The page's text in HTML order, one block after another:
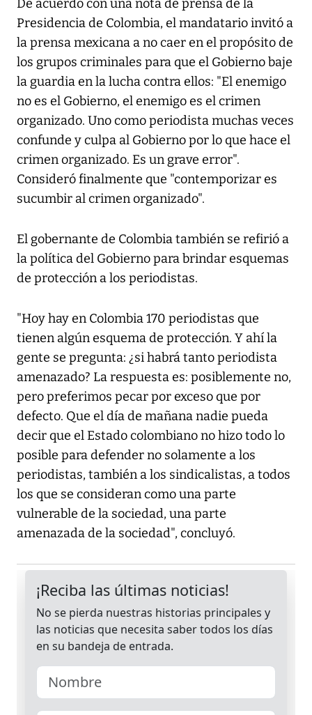
De acuerdo con una nota de prensa de la
Presidencia de Colombia, el mandatario invitó a
la prensa mexicana a no caer en el propósito de
los grupos criminales para que el Gobierno baje
la guardia en la lucha contra ellos: "El enemigo
no es el Gobierno, el enemigo es el crimen
organizado. Uno como periodista muchas veces
confunde y culpa al Gobierno por lo que hace el
crimen organizado. Es un grave error".
Consideró finalmente que "contemporizar es
sucumbir al crimen organizado".
El gobernante de Colombia también se refirió a
la política del Gobierno para brindar esquemas
de protección a los periodistas.
"Hoy hay en Colombia 170 periodistas que
tienen algún esquema de protección. Y ahí la
gente se pregunta: ¿si habrá tanto periodista
amenazado? La respuesta es: posiblemente no,
pero preferimos pecar por exceso que por
defecto. Que el día de mañana nadie pueda
decir que el Estado colombiano no hizo todo lo
posible para defender no solamente a los
periodistas, también a los sindicalistas, a todos
los que se consideran como una parte
vulnerable de la sociedad, una parte
amenazada de la sociedad", concluyó.